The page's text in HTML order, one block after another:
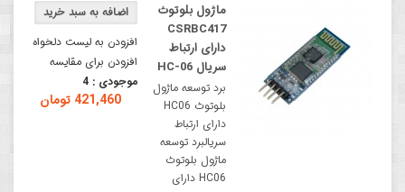
افزودن به لیست دلخواه
افزودن برای مقایسه
موجودی : 4
421,460 تومان
ماژول بلوتوث
CSRBC417
دارای ارتباط
سریال HC-06
برد توسعه ماژول
بلوتوث HC06
دارای ارتباط
سریالبرد توسعه
ماژول بلوتوث
HC06 دارای